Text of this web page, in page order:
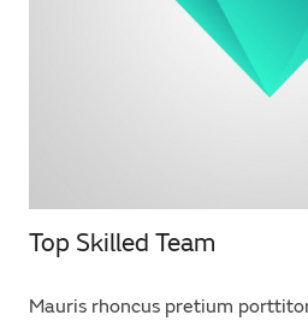
Top Skilled Team
Mauris rhoncus pretium